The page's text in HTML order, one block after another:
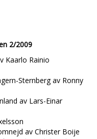
2/2009
Kaarlo Rainio
Sternberg av Ronny
av Lars-Einar
av Christer Boije